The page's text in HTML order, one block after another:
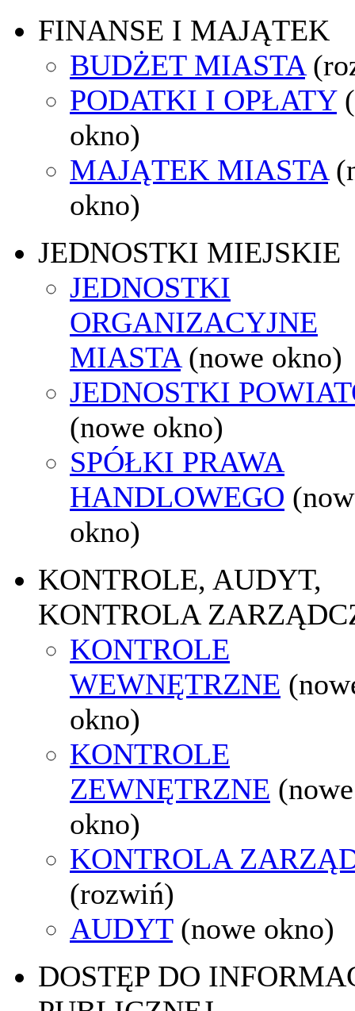
FINANSE I MAJĄTEK
BUDŻET MIASTA
PODATKI I OPŁATY
okno)
MAJĄTEK MIASTA
okno)
JEDNOSTKI MIEJSKIE
JEDNOSTKI
ORGANIZACYJNE
MIASTA (nowe okno)
JEDNOSTKI
(nowe okno)
SPÓŁKI PRAWA
HANDLOWEGO
okno)
KONTROLE, AUDYT,
KONTROLA
KONTROLE
WEWNĘTRZNE
okno)
KONTROLE
ZEWNĘTRZNE (nowe
okno)
KONTROLA
(rozwiń)
AUDYT (nowe okno)
DOSTĘP DO